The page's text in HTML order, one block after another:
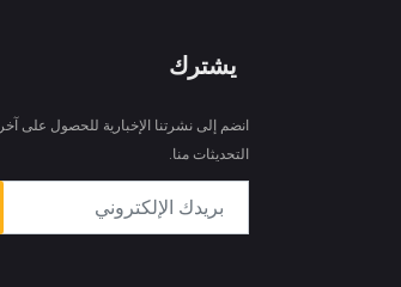
يشترك
انضم إلى نشرتنا الإخبارية للحصول على آخر
التحديثات منا.